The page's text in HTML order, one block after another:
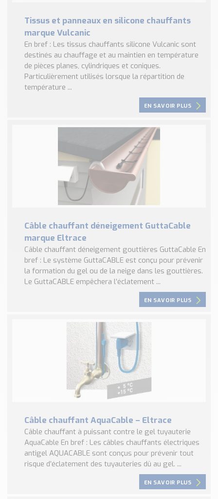
Tissus et panneaux en silicone chauffants
marque Vulcanic
En bref : Les tissus chauffants silicone Vulcanic sont
destinés au chauffage et au maintien en température
de pièces planes, cylindriques et coniques.
Particulièrement utilisés lorsque la répartition de
température ...
EN SAVOIR PLUS
Câble chauffant déneigement GuttaCable
marque Eltrace
Câble chauffant déneigement gouttières GuttaCable En
bref : Le système GuttaCABLE est conçu pour prévenir
la formation du gel ou de la neige dans les gouttières.
Le GuttaCABLE empêchera l’éclatement ...
EN SAVOIR PLUS
Câble chauffant AquaCable – Eltrace
Câble chauffant à puissant contre le gel tuyauterie
AquaCable En bref : Les câbles chauffants électriques
antigel AQUACABLE sont conçus pour prévenir tout
risque d’éclatement des tuyauteries dû au gel. ...
EN SAVOIR PLUS